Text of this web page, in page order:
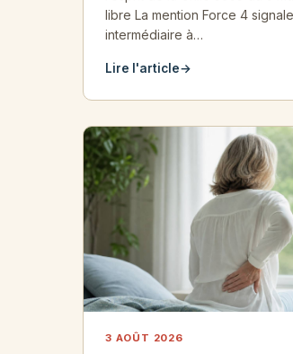
libre La mention Force 4
intermédiaire à…
Lire l'article→
3 AOÛT 2026